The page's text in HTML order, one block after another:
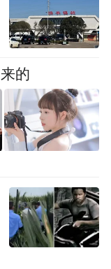
对半导体纳
品及纳米碳颗
焰合成、新
术以及先进功
。
视频、图片或音
的